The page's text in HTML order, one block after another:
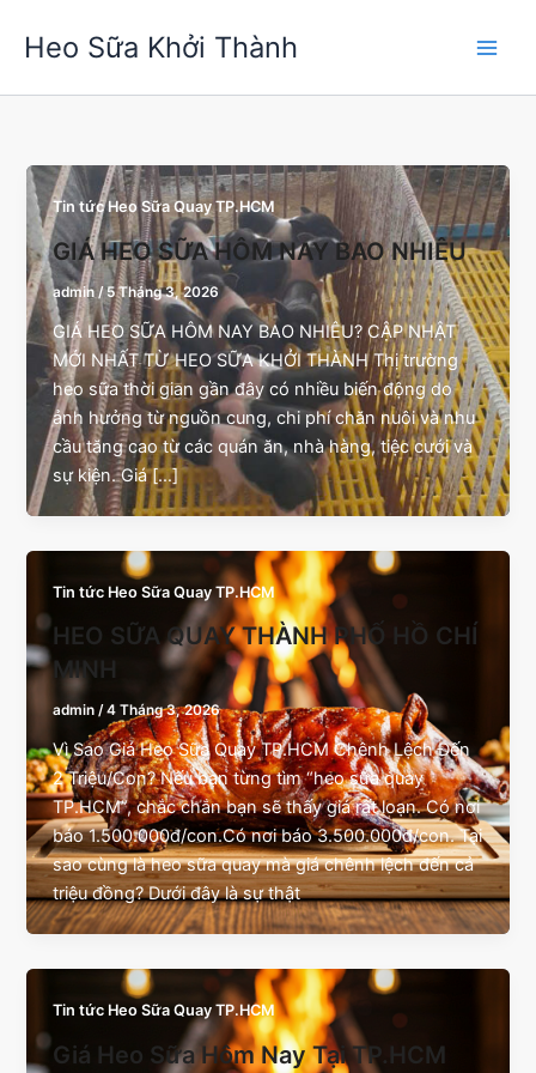
dung
Heo Sữa Khởi Thành
Tin tức Heo Sữa Quay TP.HCM
GIÁ HEO SỮA HÔM NAY BAO NHIÊU
admin/5 Tháng 3, 2026
GIÁ HEO SỮA HÔM NAY BAO NHIÊU? CẬP NHẬT
MỚI NHẤT TỪ HEO SỮA KHỞI THÀNH Thị trường
heo sữa thời gian gần đây có nhiều biến động do
ảnh hưởng từ nguồn cung, chi phí chăn nuôi và nhu
cầu tăng cao từ các quán ăn, nhà hàng, tiệc cưới và
sự kiện. Giá […]
Tin tức Heo Sữa Quay TP.HCM
HEO SỮA QUAY THÀNH PHỐ HỒ CHÍ
MINH
admin/4 Tháng 3, 2026
Vì Sao Giá Heo Sữa Quay TP.HCM Chênh Lệch Đến
2 Triệu/Con? Nếu bạn từng tìm “heo sữa quay
TP.HCM”, chắc chắn bạn sẽ thấy giá rất loạn. Có nơi
báo 1.500.000đ/con.Có nơi báo 3.500.000đ/con. Tại
sao cùng là heo sữa quay mà giá chênh lệch đến cả
triệu đồng? Dưới đây là sự thật
Tin tức Heo Sữa Quay TP.HCM
Giá Heo Sữa Hôm Nay Tại TP.HCM